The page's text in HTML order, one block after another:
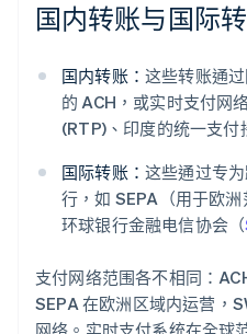
国内转账与国际
国内转账： 这些转账通
的 ACH，或实时支付网
(RTP)、印度的统一支付
国际转账： 这些通过专
行，如 SEPA（用于欧
环球银行金融电信协会（
支付网络范围各不相同：
SEPA 在欧洲区域内运营，